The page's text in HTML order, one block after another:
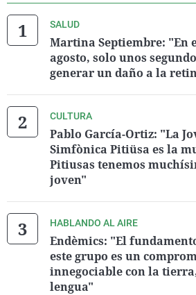
SALUD
Martina Septiembre: "En
agosto, solo unos
generar un daño a la
CULTURA
Pablo García-Ortiz: "La
Simfònica Pitiüsa es la
Pitiusas tenemos
joven"
HABLANDO AL AIRE
Endèmics: "El
este grupo es un
innegociable con la
lengua"